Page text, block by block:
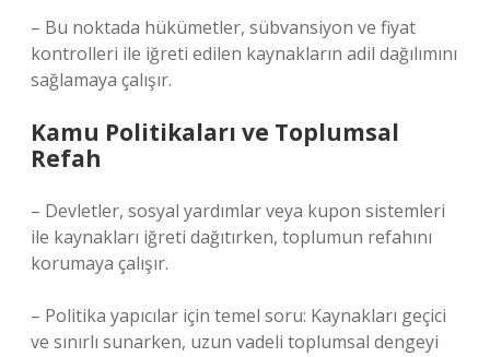
– Bu noktada hükümetler, sübvansiyon ve fiyat
kontrolleri ile iğreti edilen kaynakların adil dağılımını
sağlamaya çalışır.
Kamu Politikaları ve Toplumsal
Refah
– Devletler, sosyal yardımlar veya kupon sistemleri
ile kaynakları iğreti dağıtırken, toplumun refahını
korumaya çalışır.
– Politika yapıcılar için temel soru: Kaynakları geçici
ve sınırlı sunarken, uzun vadeli toplumsal dengeyi